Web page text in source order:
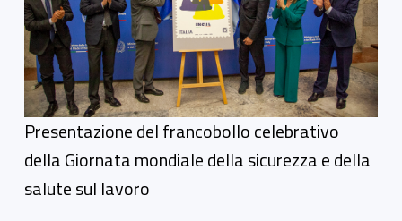
Presentazione del francobollo celebrativo
della Giornata mondiale della sicurezza e della
salute sul lavoro